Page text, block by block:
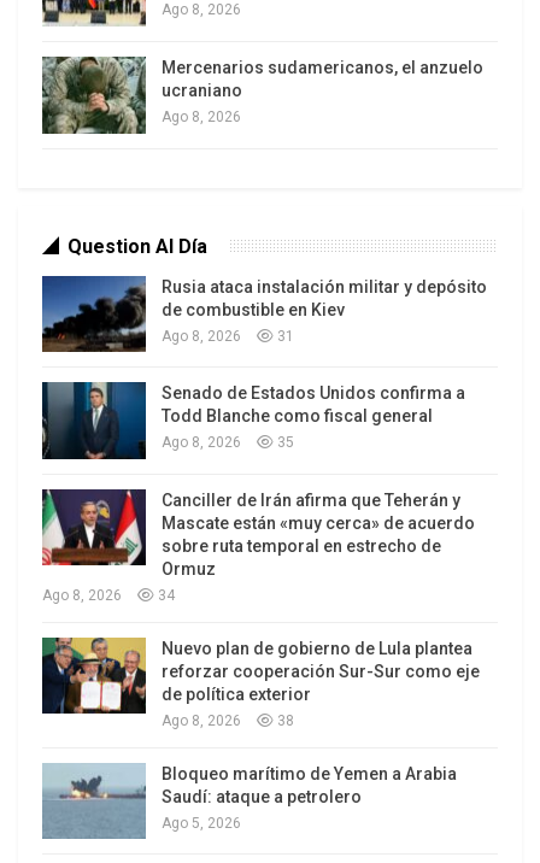
Ago 8, 2026
Mercenarios sudamericanos, el anzuelo
ucraniano
Ago 8, 2026
Question Al Día
Rusia ataca instalación militar y depósito
de combustible en Kiev
Ago 8, 2026 31
Senado de Estados Unidos confirma a
Todd Blanche como fiscal general
Ago 8, 2026 35
Canciller de Irán afirma que Teherán y
Mascate están «muy cerca» de acuerdo
sobre ruta temporal en estrecho de
Ormuz
Ago 8, 2026 34
Nuevo plan de gobierno de Lula plantea
reforzar cooperación Sur-Sur como eje
de política exterior
Ago 8, 2026 38
Bloqueo marítimo de Yemen a Arabia
Saudí: ataque a petrolero
Ago 5, 2026